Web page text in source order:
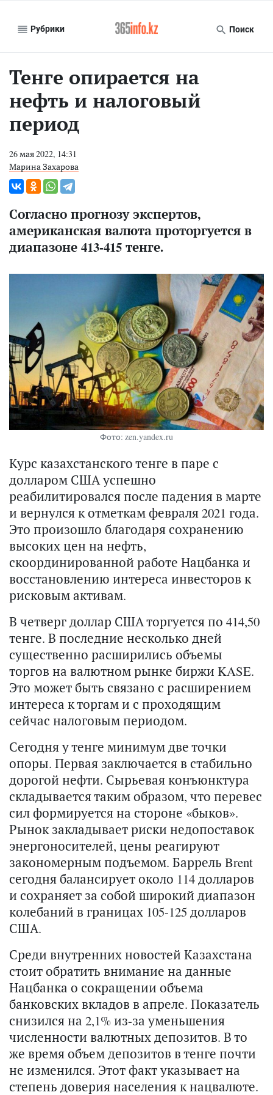
Рубрики Поиск
Тенге опирается на
нефть и налоговый
период
26 мая 2022, 14:31
Марина Захарова
Согласно прогнозу экспертов,
американская валюта проторгуется в
диапазоне 413-415 тенге.
Фото: zen.yandex.ru
Курс казахстанского тенге в паре с
долларом США успешно
реабилитировался после падения в марте
и вернулся к отметкам февраля 2021 года.
Это произошло благодаря сохранению
высоких цен на нефть,
скоординированной работе Нацбанка и
восстановлению интереса инвесторов к
рисковым активам.
В четверг доллар США торгуется по 414,50
тенге. В последние несколько дней
существенно расширились объемы
торгов на валютном рынке биржи KASE.
Это может быть связано с расширением
интереса к торгам и с проходящим
сейчас налоговым периодом.
Сегодня у тенге минимум две точки
опоры. Первая заключается в стабильно
дорогой нефти. Сырьевая конъюнктура
складывается таким образом, что перевес
сил формируется на стороне «быков».
Рынок закладывает риски недопоставок
энергоносителей, цены реагируют
закономерным подъемом. Баррель Brent
сегодня балансирует около 114 долларов
и сохраняет за собой широкий диапазон
колебаний в границах 105-125 долларов
США.
Среди внутренних новостей Казахстана
стоит обратить внимание на данные
Нацбанка о сокращении объема
банковских вкладов в апреле. Показатель
снизился на 2,1% из-за уменьшения
численности валютных депозитов. В то
же время объем депозитов в тенге почти
не изменился. Этот факт указывает на
степень доверия населения к нацвалюте.